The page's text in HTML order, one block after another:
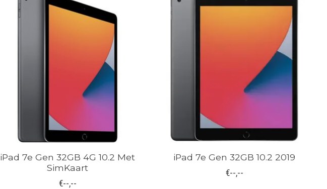
iPad 7e Gen 32GB 4G 10.2 Met
SimKaart
€--,--
iPad 7e Gen 32GB 10.2 2019
€--,--